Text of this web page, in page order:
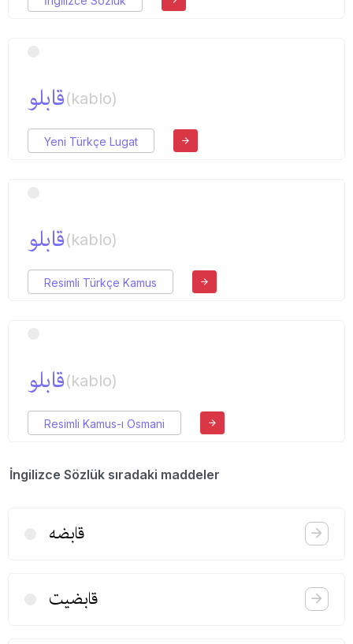
قابلو(kablo)
Yeni Türkçe Lugat
قابلو(kablo)
Resimli Türkçe Kamus
قابلو(kablo)
Resimli Kamus-ı Osmani
İngilizce Sözlük sıradaki maddeler
قابضه
قابضیت